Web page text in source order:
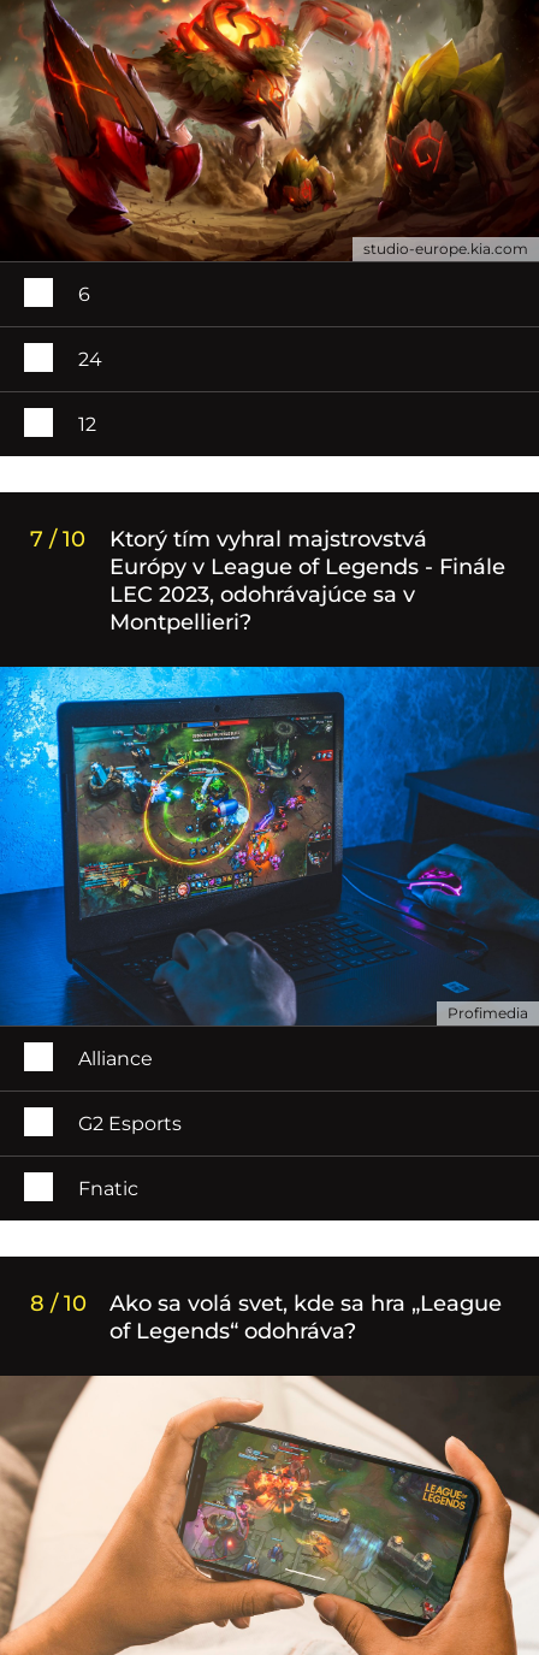
studio-europe.kia.com
6
24
12
7 / 10
Ktorý tím vyhral majstrovstvá
Európy v League of Legends - Finále
LEC 2023, odohrávajúce sa v
Montpellieri?
Profimedia
Alliance
G2 Esports
Fnatic
8 / 10
Ako sa volá svet, kde sa hra „League
of Legends“ odohráva?